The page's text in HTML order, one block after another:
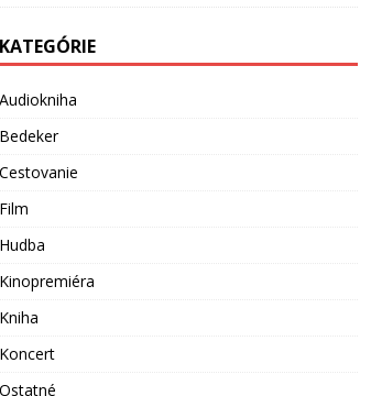
KATEGÓRIE
Audiokniha
Bedeker
Cestovanie
Film
Hudba
Kinopremiéra
Kniha
Koncert
Ostatné